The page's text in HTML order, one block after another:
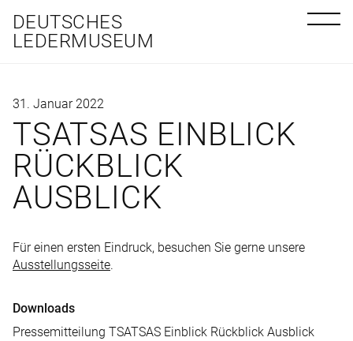
DEUTSCHES
LEDERMUSEUM
31. Januar 2022
TSATSAS EINBLICK
RÜCKBLICK
AUSBLICK
Für einen ersten Eindruck, besuchen Sie gerne unsere
Ausstellungsseite.
Downloads
Pressemitteilung TSATSAS Einblick Rückblick Ausblick